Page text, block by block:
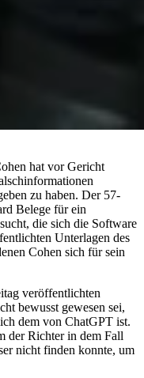
hat vor Gericht
zu haben. Der 57-
Belege für ein
die sich die Software
Unterlagen des
Cohen sich für sein
veröffentlichten
bewusst gewesen sei,
dem von ChatGPT ist.
der Richter in dem Fall
nicht finden konnte, um